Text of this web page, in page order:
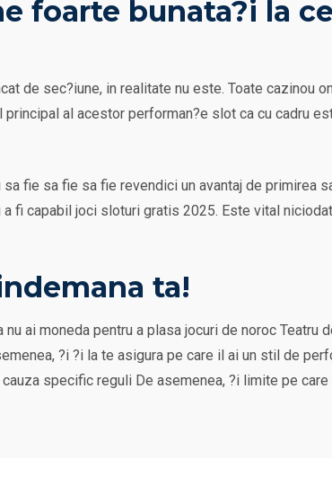
foarte bunata?i la
de sec?iune, in realitate nu este. Toate cazinou
al acestor performan?e slot ca cu cadru
fie sa fie sa fie revendici un avantaj de primirea
fi capabil joci sloturi gratis 2025. Este vital
ta!
ai moneda pentru a plasa jocuri de noroc Teatru
?i ?i la te asigura pe care il ai un stil de
specific reguli De asemenea, ?i limite pe care